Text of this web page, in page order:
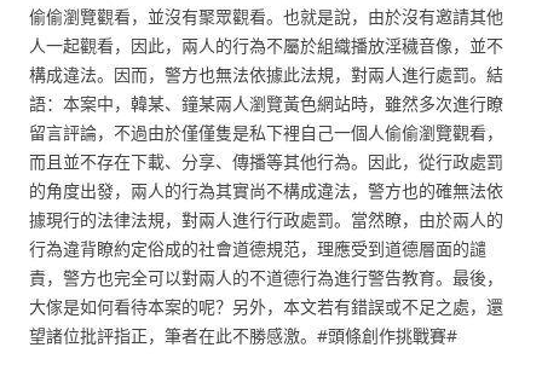
偷偷瀏覽觀看，並沒有聚眾觀看。也就是說，由於沒有邀請其他
人一起觀看，因此，兩人的行為不屬於組織播放淫穢音像，並不
構成違法。因而，警方也無法依據此法規，對兩人進行處罰。結
語：本案中，韓某、鐘某兩人瀏覽黃色網站時，雖然多次進行瞭
留言評論，不過由於僅僅隻是私下裡自己一個人偷偷瀏覽觀看，
而且並不存在下載、分享、傳播等其他行為。因此，從行政處罰
的角度出發，兩人的行為其實尚不構成違法，警方也的確無法依
據現行的法律法規，對兩人進行行政處罰。當然瞭，由於兩人的
行為違背瞭約定俗成的社會道德規范，理應受到道德層面的譴
責，警方也完全可以對兩人的不道德行為進行警告教育。最後，
大傢是如何看待本案的呢？另外，本文若有錯誤或不足之處，還
望諸位批評指正，筆者在此不勝感激。#頭條創作挑戰賽#